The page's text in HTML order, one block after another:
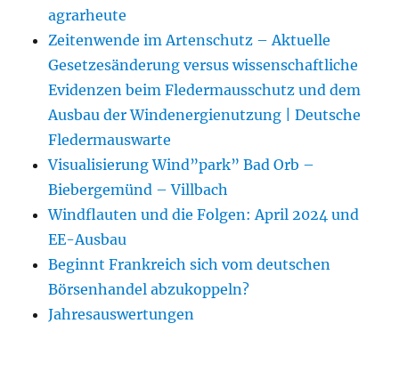
agrarheute
Zeitenwende im Artenschutz – Aktuelle
Gesetzesänderung versus wissenschaftliche
Evidenzen beim Fledermausschutz und dem
Ausbau der Windenergienutzung | Deutsche
Fledermauswarte
Visualisierung Wind”park” Bad Orb –
Biebergemünd – Villbach
Windflauten und die Folgen: April 2024 und
EE-Ausbau
Beginnt Frankreich sich vom deutschen
Börsenhandel abzukoppeln?
Jahresauswertungen